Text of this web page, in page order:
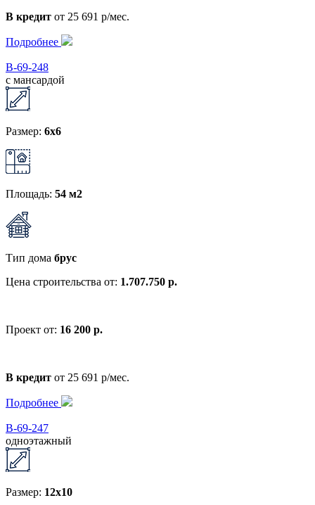
В кредит от 25 691 р/мес.
Подробнее
В-69-248
с мансардой
Размер: 6х6
Площадь: 54 м2
Тип дома брус
Цена строительства от: 1.707.750 р.
Проект от: 16 200 р.
В кредит от 25 691 р/мес.
Подробнее
В-69-247
одноэтажный
Размер: 12x10